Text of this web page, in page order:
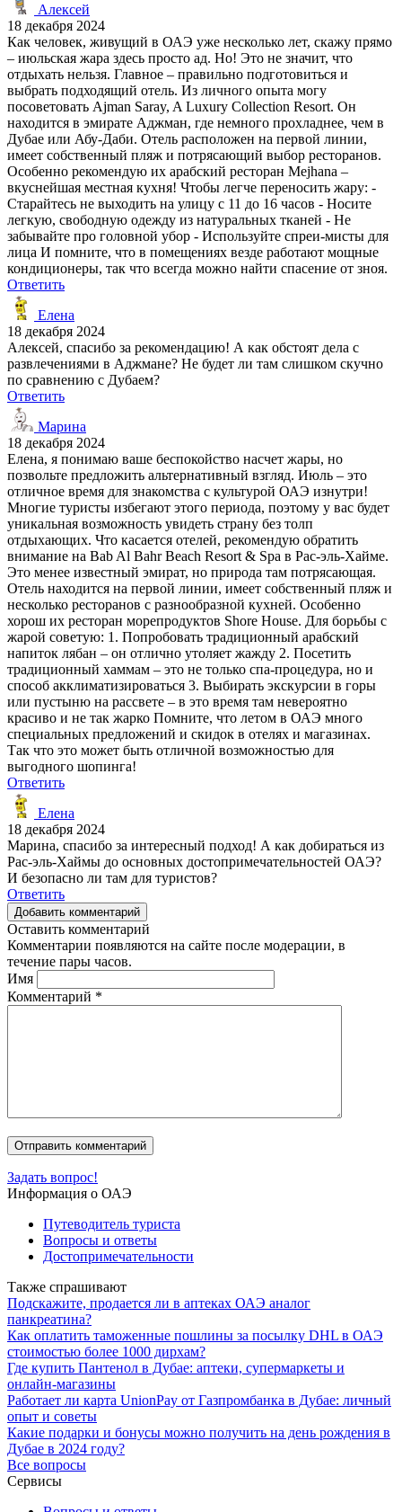
Алексей
18 декабря 2024
Как человек, живущий в ОАЭ уже несколько лет, скажу прямо
– июльская жара здесь просто ад. Но! Это не значит, что
отдыхать нельзя. Главное – правильно подготовиться и
выбрать подходящий отель. Из личного опыта могу
посоветовать Ajman Saray, A Luxury Collection Resort. Он
находится в эмирате Аджман, где немного прохладнее, чем в
Дубае или Абу-Даби. Отель расположен на первой линии,
имеет собственный пляж и потрясающий выбор ресторанов.
Особенно рекомендую их арабский ресторан Mejhana –
вкуснейшая местная кухня! Чтобы легче переносить жару: -
Старайтесь не выходить на улицу с 11 до 16 часов - Носите
легкую, свободную одежду из натуральных тканей - Не
забывайте про головной убор - Используйте спреи-мисты для
лица И помните, что в помещениях везде работают мощные
кондиционеры, так что всегда можно найти спасение от зноя.
Ответить
Елена
18 декабря 2024
Алексей, спасибо за рекомендацию! А как обстоят дела с
развлечениями в Аджмане? Не будет ли там слишком скучно
по сравнению с Дубаем?
Ответить
Марина
18 декабря 2024
Елена, я понимаю ваше беспокойство насчет жары, но
позвольте предложить альтернативный взгляд. Июль – это
отличное время для знакомства с культурой ОАЭ изнутри!
Многие туристы избегают этого периода, поэтому у вас будет
уникальная возможность увидеть страну без толп
отдыхающих. Что касается отелей, рекомендую обратить
внимание на Bab Al Bahr Beach Resort & Spa в Рас-эль-Хайме.
Это менее известный эмират, но природа там потрясающая.
Отель находится на первой линии, имеет собственный пляж и
несколько ресторанов с разнообразной кухней. Особенно
хорош их ресторан морепродуктов Shore House. Для борьбы с
жарой советую: 1. Попробовать традиционный арабский
напиток лябан – он отлично утоляет жажду 2. Посетить
традиционный хаммам – это не только спа-процедура, но и
способ акклиматизироваться 3. Выбирать экскурсии в горы
или пустыню на рассвете – в это время там невероятно
красиво и не так жарко Помните, что летом в ОАЭ много
специальных предложений и скидок в отелях и магазинах.
Так что это может быть отличной возможностью для
выгодного шопинга!
Ответить
Елена
18 декабря 2024
Марина, спасибо за интересный подход! А как добираться из
Рас-эль-Хаймы до основных достопримечательностей ОАЭ?
И безопасно ли там для туристов?
Ответить
Добавить комментарий
Оставить комментарий
Комментарии появляются на сайте после модерации, в
течение пары часов.
Имя
Комментарий *
Задать вопрос!
Информация о ОАЭ
Путеводитель туриста
Вопросы и ответы
Достопримечательности
Также спрашивают
Подскажите, продается ли в аптеках ОАЭ аналог
панкреатина?
Как оплатить таможенные пошлины за посылку DHL в ОАЭ
стоимостью более 1000 дирхам?
Где купить Пантенол в Дубае: аптеки, супермаркеты и
онлайн-магазины
Работает ли карта UnionPay от Газпромбанка в Дубае: личный
опыт и советы
Какие подарки и бонусы можно получить на день рождения в
Дубае в 2024 году?
Все вопросы
Сервисы